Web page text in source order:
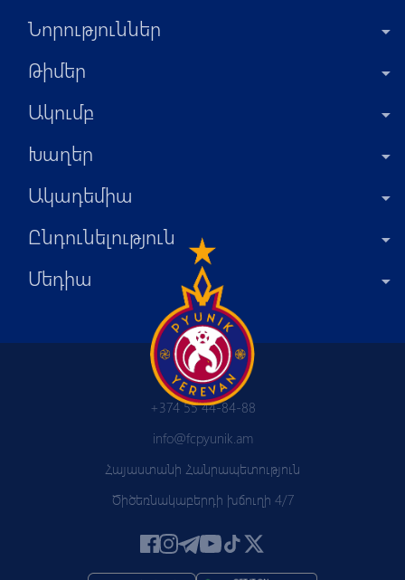
Նորություններ
Թիմեր
Ակումբ
Խաղեր
Ակադեմիա
Ընդունելություն
Մեդիա
+374 55 44-84-88
info@fcpyunik.am
Հայաստանի Հանրապետություն
Ծիծեռնակաբերդի խճուղի 4/7